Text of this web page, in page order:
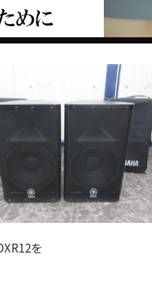
を